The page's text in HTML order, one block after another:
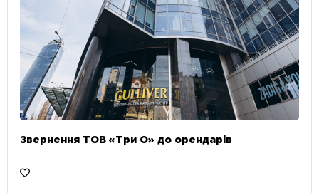
Звернення ТОВ «Три О» до орендарів